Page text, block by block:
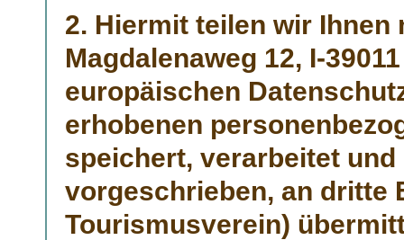
2. Hiermit teilen wir
Magdalenaweg 12, I-
europäischen
erhobenen
speichert, verarbeitet
vorgeschrieben, an dritte
Tourismusverein)